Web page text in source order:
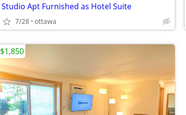
Studio Apt Furnished as Hotel Suite
7/28 ottawa
$1,850